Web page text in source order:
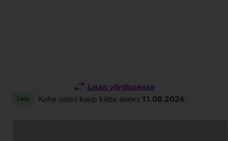
Lisan võrdlusesse
Laos Kohe ostes kaup kätte alates 11.08.2026